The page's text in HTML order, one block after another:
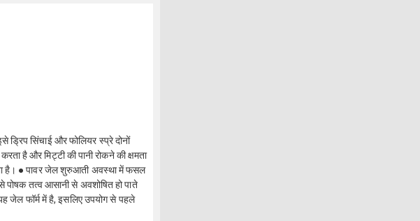
ड्रिप सिंचाई और फोलियर स्प्रे दोनों
है और मिट्टी की पानी रोकने की क्षमता
है। ● पावर जेल शुरुआती अवस्था में फसल
पोषक तत्व आसानी से अवशोषित हो पाते
जेल फॉर्म में है, इसलिए उपयोग से पहले